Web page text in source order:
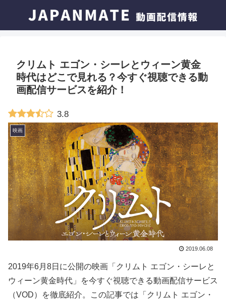
クリムト エゴン・シーレとウィーン黄金
時代はどこで見れる？今すぐ視聴できる動
画配信サービスを紹介！
3.8
映画
2019.06.08
2019年6月8日に公開の映画「クリムト エゴン・シーレと
ウィーン黄金時代」を今すぐ視聴できる動画配信サービス
（VOD）を徹底紹介。この記事では「クリムト エゴン・